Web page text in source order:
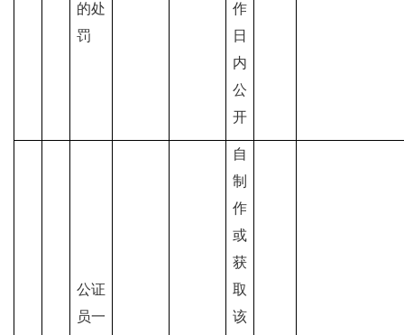
的处
罚
作
日
内
公
开
公证
员一
自
制
作
或
获
取
该